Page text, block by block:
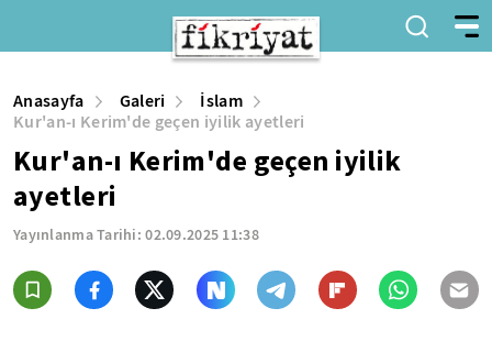
Anasayfa Galeri
İslam
Kur'an-ı Kerim'de geçen iyilik ayetleri
Kur'an-ı Kerim'de geçen iyilik
ayetleri
Yayınlanma Tarihi:02.09.2025 11:38